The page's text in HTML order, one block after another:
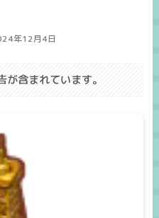
年12月4日
含まれています。